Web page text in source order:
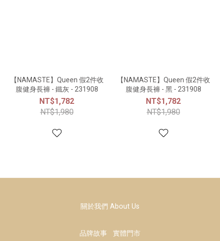
【NAMASTE】Queen 假2件收
腹健身長褲 - 鐵灰 - 231908
NT$1,782
NT$1,980
【NAMASTE】Queen 假2件收
腹健身長褲 - 黑 - 231908
NT$1,782
NT$1,980
關於我們 About Us
品牌故事 實體門市